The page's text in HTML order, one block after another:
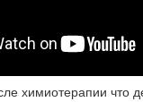
химиотерапии что